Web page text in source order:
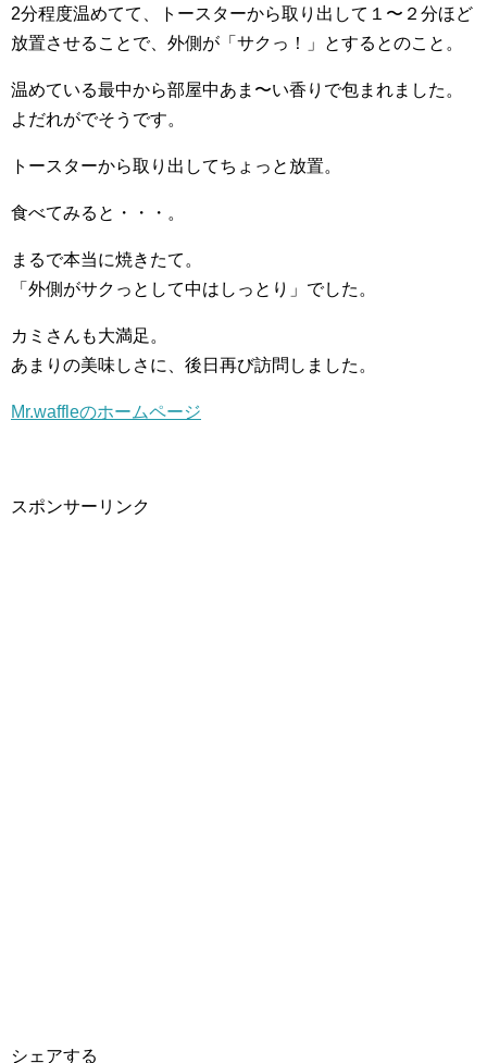
2分程度温めてて、トースターから取り出して１〜２分ほど
放置させることで、外側が「サクっ！」とするとのこと。
温めている最中から部屋中あま〜い香りで包まれました。
よだれがでそうです。
トースターから取り出してちょっと放置。
食べてみると・・・。
まるで本当に焼きたて。
「外側がサクっとして中はしっとり」でした。
カミさんも大満足。
あまりの美味しさに、後日再び訪問しました。
Mr.waffleのホームページ
スポンサーリンク
シェアする